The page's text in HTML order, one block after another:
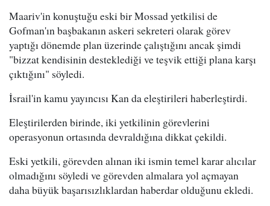
Maariv'in konuştuğu eski bir Mossad yetkilisi de
Gofman'ın başbakanın askeri sekreteri olarak görev
yaptığı dönemde plan üzerinde çalıştığını ancak şimdi
"bizzat kendisinin desteklediği ve teşvik ettiği plana karşı
çıktığını" söyledi.
İsrail'in kamu yayıncısı Kan da eleştirileri haberleştirdi.
Eleştirilerden birinde, iki yetkilinin görevlerini
operasyonun ortasında devraldığına dikkat çekildi.
Eski yetkili, görevden alınan iki ismin temel karar alıcılar
olmadığını söyledi ve görevden almalara yol açmayan
daha büyük başarısızlıklardan haberdar olduğunu ekledi.